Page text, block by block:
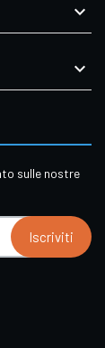


sulle nostre
Iscriviti